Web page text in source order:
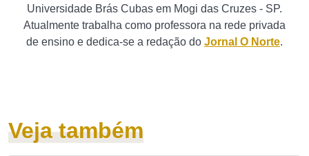
Universidade Brás Cubas em Mogi das Cruzes - SP.
Atualmente trabalha como professora na rede privada
de ensino e dedica-se a redação do Jornal O Norte.
Veja também